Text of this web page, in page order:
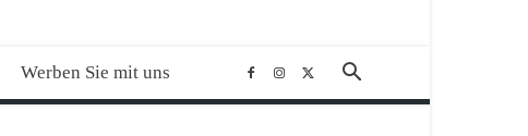
Werben Sie mit uns